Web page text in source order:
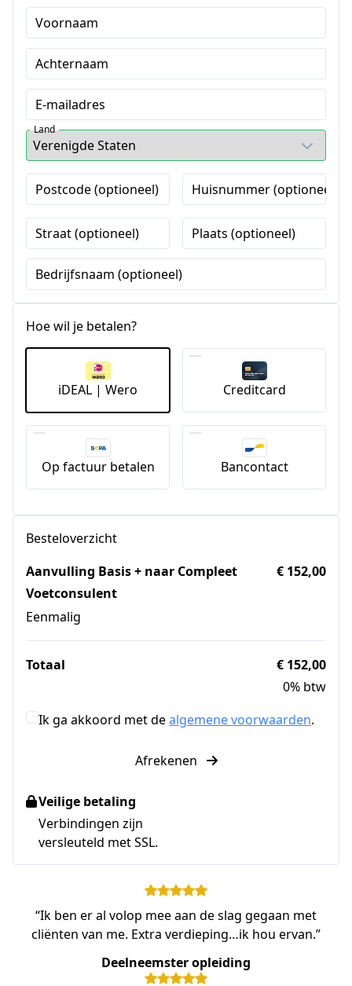
Voornaam
Achternaam
E-mailadres
Land
Postcode (optioneel) Huisnummer (optioneel)
Straat (optioneel) Plaats (optioneel)
Bedrijfsnaam (optioneel)
Hoe wil je betalen?
iDEAL | Wero Creditcard
Op factuur betalen Bancontact
Besteloverzicht
Aanvulling Basis + naar Compleet
Voetconsulent
Eenmalig
€ 152,00
Totaal
€ 152,00
0% btw
Ik ga akkoord met dealgemene voorwaarden.
Afrekenen
Veilige betaling
Verbindingen zijn
versleuteld met SSL.
“Ik ben er al volop mee aan de slag gegaan met
cliënten van me. Extra verdieping…ik hou ervan.”
Deelneemster opleiding